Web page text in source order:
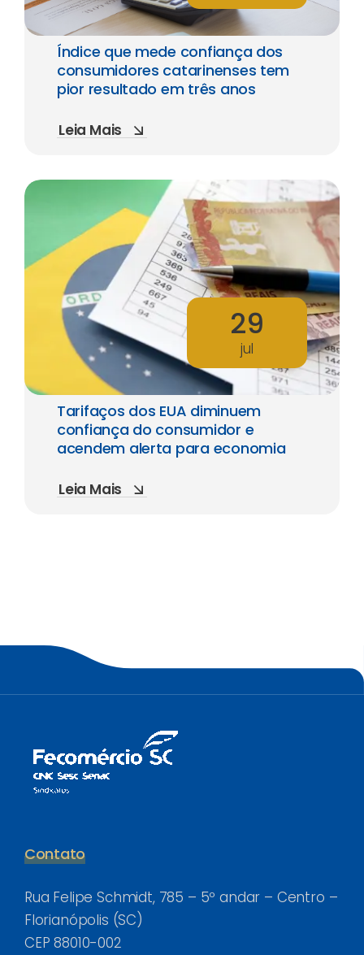
Índice que mede confiança dos
consumidores catarinenses tem
pior resultado em três anos
Leia Mais
29
jul
Tarifaços dos EUA diminuem
confiança do consumidor e
acendem alerta para economia
Leia Mais
Contato
Rua Felipe Schmidt, 785 – 5º andar – Centro –
Florianópolis (SC)
CEP 88010-002